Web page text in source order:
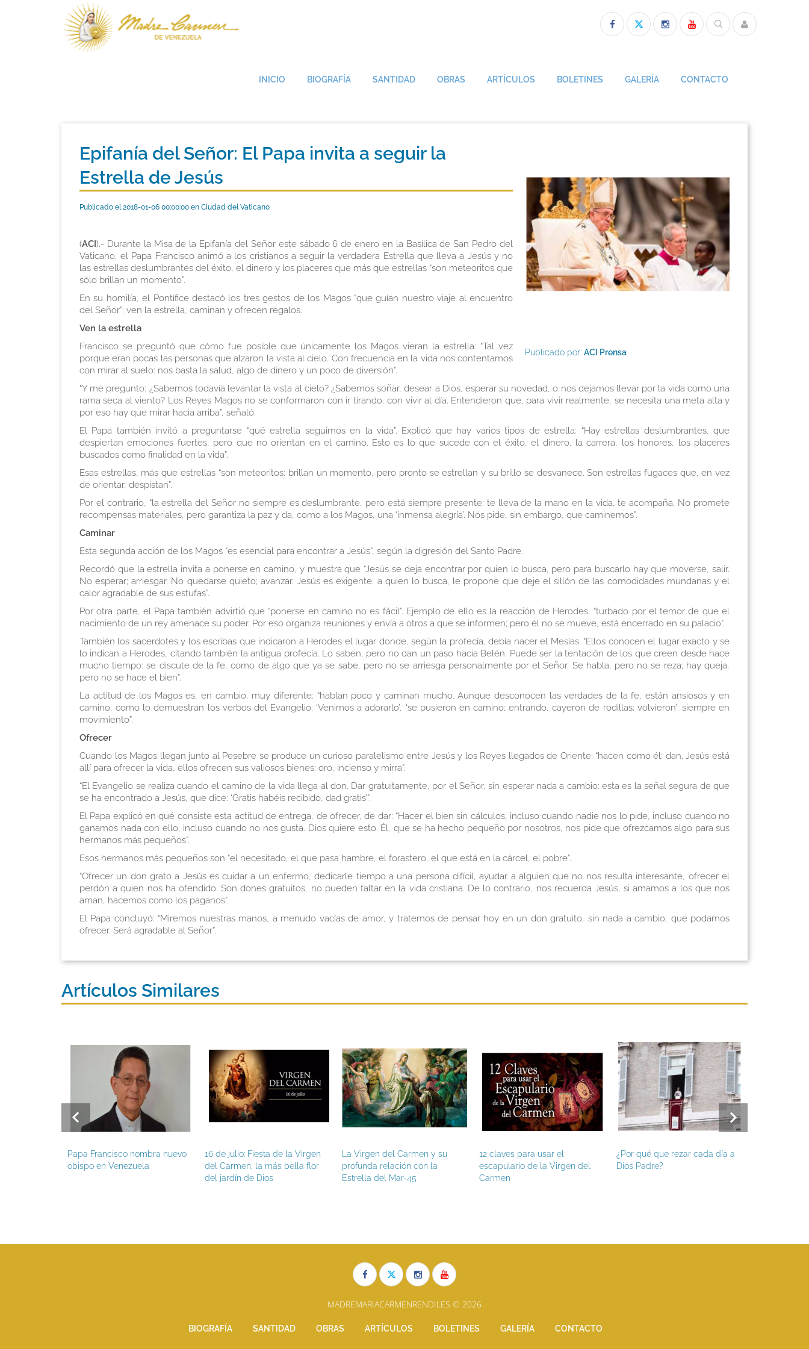
INICIO BIOGRAFÍA SANTIDAD OBRAS ARTÍCULOS BOLETINES GALERÍA CONTACTO
Publicado por: ACI Prensa
Epifanía del Señor: El Papa invita a seguir la
Estrella de Jesús
Publicado el 2018-01-06 00:00:00 en Ciudad del Vaticano
(ACI).- Durante la Misa de la Epifanía del Señor este sábado 6 de enero en la Basílica de San Pedro del
Vaticano, el Papa Francisco animó a los cristianos a seguir la verdadera Estrella que lleva a Jesús y no
las estrellas deslumbrantes del éxito, el dinero y los placeres que más que estrellas “son meteoritos que
sólo brillan un momento”.
En su homilía, el Pontífice destacó los tres gestos de los Magos “que guían nuestro viaje al encuentro
del Señor”: ven la estrella, caminan y ofrecen regalos.
Ven la estrella
Francisco se preguntó que cómo fue posible que únicamente los Magos vieran la estrella: “Tal vez
porque eran pocas las personas que alzaron la vista al cielo. Con frecuencia en la vida nos contentamos
con mirar al suelo: nos basta la salud, algo de dinero y un poco de diversión”.
“Y me pregunto: ¿Sabemos todavía levantar la vista al cielo? ¿Sabemos soñar, desear a Dios, esperar su novedad, o nos dejamos llevar por la vida como una
rama seca al viento? Los Reyes Magos no se conformaron con ir tirando, con vivir al día. Entendieron que, para vivir realmente, se necesita una meta alta y
por eso hay que mirar hacia arriba”, señaló.
El Papa también invitó a preguntarse “qué estrella seguimos en la vida”. Explicó que hay varios tipos de estrella: “Hay estrellas deslumbrantes, que
despiertan emociones fuertes, pero que no orientan en el camino. Esto es lo que sucede con el éxito, el dinero, la carrera, los honores, los placeres
buscados como finalidad en la vida”.
Esas estrellas, más que estrellas “son meteoritos: brillan un momento, pero pronto se estrellan y su brillo se desvanece. Son estrellas fugaces que, en vez
de orientar, despistan”.
Por el contrario, “la estrella del Señor no siempre es deslumbrante, pero está siempre presente: te lleva de la mano en la vida, te acompaña. No promete
recompensas materiales, pero garantiza la paz y da, como a los Magos, una ‘inmensa alegría’. Nos pide, sin embargo, que caminemos”.
Caminar
Esta segunda acción de los Magos “es esencial para encontrar a Jesús”, según la digresión del Santo Padre.
Recordó que la estrella invita a ponerse en camino, y muestra que “Jesús se deja encontrar por quien lo busca, pero para buscarlo hay que moverse, salir.
No esperar; arriesgar. No quedarse quieto; avanzar. Jesús es exigente: a quien lo busca, le propone que deje el sillón de las comodidades mundanas y el
calor agradable de sus estufas”.
Por otra parte, el Papa también advirtió que “ponerse en camino no es fácil”. Ejemplo de ello es la reacción de Herodes, “turbado por el temor de que el
nacimiento de un rey amenace su poder. Por eso organiza reuniones y envía a otros a que se informen; pero él no se mueve, está encerrado en su palacio”.
También los sacerdotes y los escribas que indicaron a Herodes el lugar donde, según la profecía, debía nacer el Mesías. “Ellos conocen el lugar exacto y se
lo indican a Herodes, citando también la antigua profecía. Lo saben, pero no dan un paso hacia Belén. Puede ser la tentación de los que creen desde hace
mucho tiempo: se discute de la fe, como de algo que ya se sabe, pero no se arriesga personalmente por el Señor. Se habla, pero no se reza; hay queja,
pero no se hace el bien”.
La actitud de los Magos es, en cambio, muy diferente: “hablan poco y caminan mucho. Aunque desconocen las verdades de la fe, están ansiosos y en
camino, como lo demuestran los verbos del Evangelio: ‘Venimos a adorarlo’, ‘se pusieron en camino; entrando, cayeron de rodillas; volvieron’: siempre en
movimiento”.
Ofrecer
Cuando los Magos llegan junto al Pesebre se produce un curioso paralelismo entre Jesús y los Reyes llegados de Oriente: “hacen como él: dan. Jesús está
allí para ofrecer la vida, ellos ofrecen sus valiosos bienes: oro, incienso y mirra”.
“El Evangelio se realiza cuando el camino de la vida llega al don. Dar gratuitamente, por el Señor, sin esperar nada a cambio: esta es la señal segura de que
se ha encontrado a Jesús, que dice: ‘Gratis habéis recibido, dad gratis’”.
El Papa explicó en qué consiste esta actitud de entrega, de ofrecer, de dar: “Hacer el bien sin cálculos, incluso cuando nadie nos lo pide, incluso cuando no
ganamos nada con ello, incluso cuando no nos gusta. Dios quiere esto. Él, que se ha hecho pequeño por nosotros, nos pide que ofrezcamos algo para sus
hermanos más pequeños”.
Esos hermanos más pequeños son “el necesitado, el que pasa hambre, el forastero, el que está en la cárcel, el pobre”.
“Ofrecer un don grato a Jesús es cuidar a un enfermo, dedicarle tiempo a una persona difícil, ayudar a alguien que no nos resulta interesante, ofrecer el
perdón a quien nos ha ofendido. Son dones gratuitos, no pueden faltar en la vida cristiana. De lo contrario, nos recuerda Jesús, si amamos a los que nos
aman, hacemos como los paganos”.
El Papa concluyó: “Miremos nuestras manos, a menudo vacías de amor, y tratemos de pensar hoy en un don gratuito, sin nada a cambio, que podamos
ofrecer. Será agradable al Señor”.
Artículos Similares
Papa Francisco nombra nuevo
obispo en Venezuela
16 de julio: Fiesta de la Virgen
del Carmen, la más bella flor
del jardín de Dios
La Virgen del Carmen y su
profunda relación con la
Estrella del Mar-45
12 claves para usar el
escapulario de la Virgen del
Carmen
¿Por qué que rezar cada día a
Dios Padre?
MADREMARIACARMENRENDILES © 2026
BIOGRAFÍA SANTIDAD OBRAS ARTÍCULOS BOLETINES GALERÍA CONTACTO